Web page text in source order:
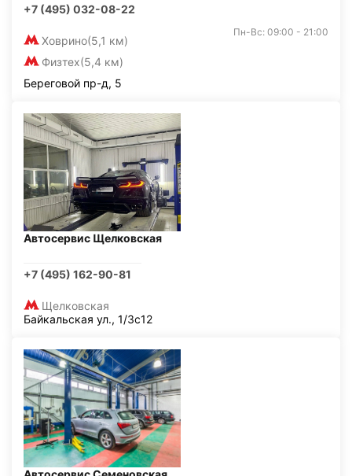
+7 (495) 032-08-22
Ховрино(5,1 км)
Физтех(5,4 км)
Пн-Вс: 09:00 - 21:00
Береговой пр-д, 5
Автосервис Щелковская
+7 (495) 162-90-81
Щелковская
Байкальская ул., 1/3с12